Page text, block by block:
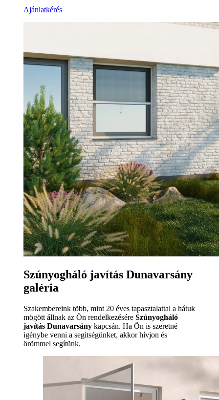
Ajánlatkérés
Szúnyogháló javítás Dunavarsány
galéria
Szakembereink több, mint 20 éves tapasztalattal a hátuk
mögött állnak az Ön rendelkezésére Szúnyogháló
javítás Dunavarsány kapcsán. Ha Ön is szeretné
igénybe venni a segítségünket, akkor hívjon és
örömmel segítünk.